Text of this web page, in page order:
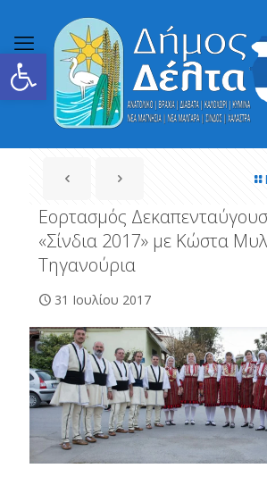
Ανοίξτε τη γραμμή εργαλείων
Εορτασμός
«Σίνδια 2017» με Κώστα
Τηγανούρια
31 Ιουλίου 2017